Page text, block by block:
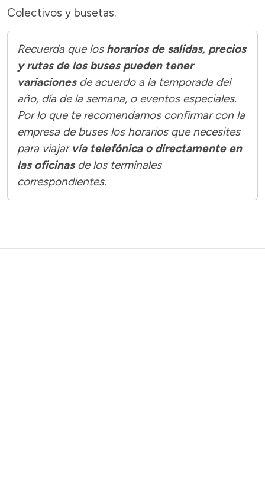
Colectivos y busetas.
Recuerda que los horarios de salidas, precios
y rutas de los buses pueden tener
variacionesde acuerdo a la temporada del
año, día de la semana, o eventos especiales.
Por lo que te recomendamos confirmar con la
empresa de buses los horarios que necesites
para viajarvía telefónica o directamente en
las oficinasde los terminales
correspondientes.